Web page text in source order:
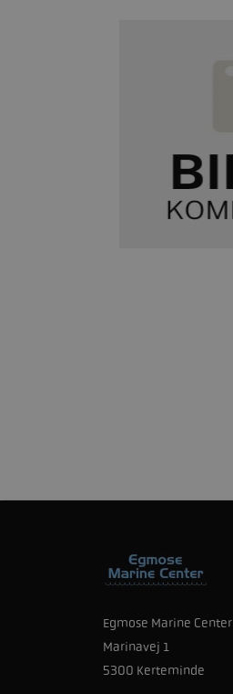
Egmose Marine Center
Marinavej 1
5300 Kerteminde